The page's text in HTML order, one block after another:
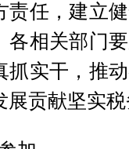
责任，建立
各相关部门
抓实干，推
展贡献坚实